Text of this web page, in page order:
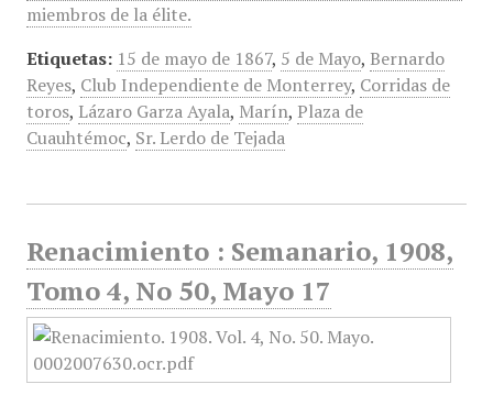
miembros de la élite.
Etiquetas: 15 de mayo de 1867, 5 de Mayo, Bernardo
Reyes, Club Independiente de Monterrey, Corridas de
toros, Lázaro Garza Ayala, Marín, Plaza de
Cuauhtémoc, Sr. Lerdo de Tejada
Renacimiento : Semanario, 1908,
Tomo 4, No 50, Mayo 17